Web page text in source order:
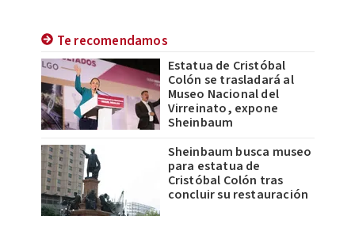
Te recomendamos
Estatua de Cristóbal
Colón se trasladará al
Museo Nacional del
Virreinato, expone
Sheinbaum
Sheinbaum busca museo
para estatua de
Cristóbal Colón tras
concluir su restauración